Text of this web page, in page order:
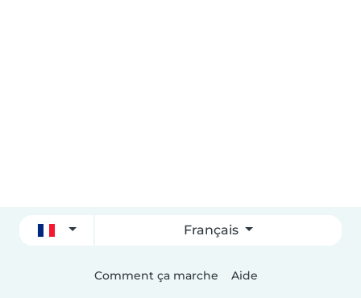
Français
Comment ça marche Aide